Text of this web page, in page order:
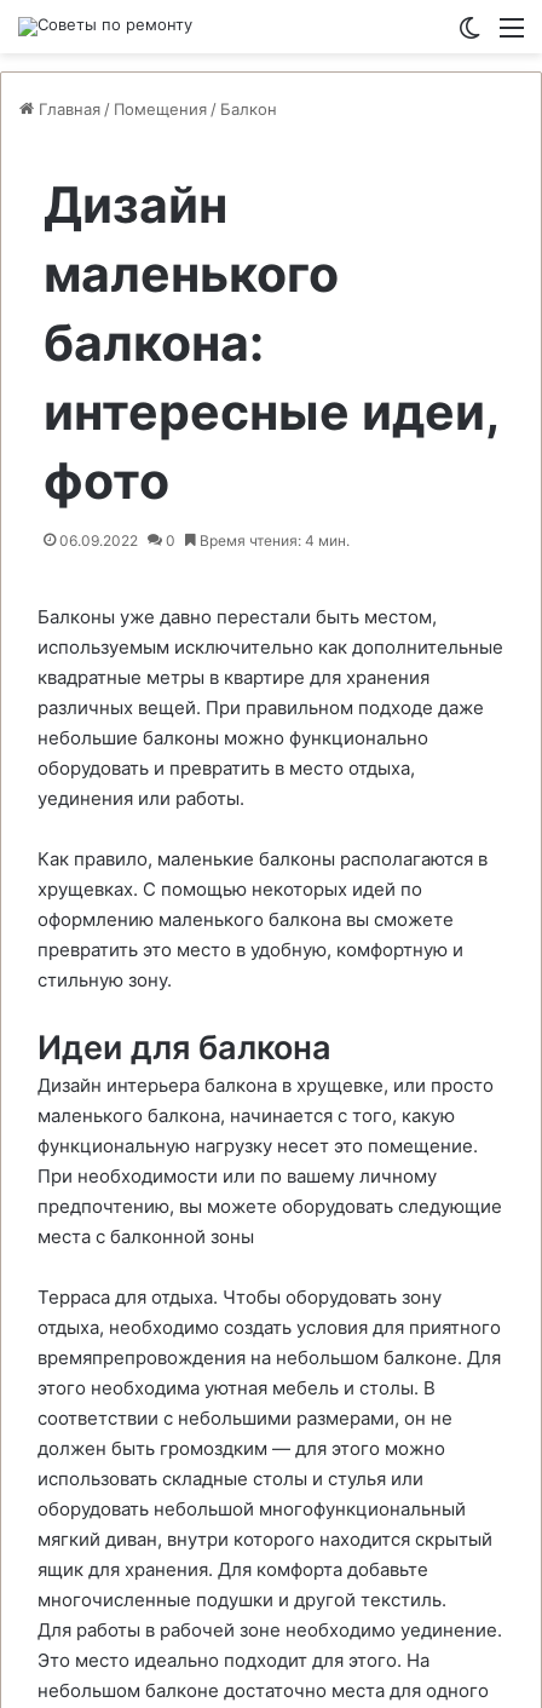
Главная / Помещения / Балкон
Дизайн
маленького
балкона:
интересные идеи,
фото
06.09.2022 0 Время чтения: 4 мин.
Балконы уже давно перестали быть местом,
используемым исключительно как дополнительные
квадратные метры в квартире для хранения
различных вещей. При правильном подходе даже
небольшие балконы можно функционально
оборудовать и превратить в место отдыха,
уединения или работы.
Как правило, маленькие балконы располагаются в
хрущевках. С помощью некоторых идей по
оформлению маленького балкона вы сможете
превратить это место в удобную, комфортную и
стильную зону.
Идеи для балкона
Дизайн интерьера балкона в хрущевке, или просто
маленького балкона, начинается с того, какую
функциональную нагрузку несет это помещение.
При необходимости или по вашему личному
предпочтению, вы можете оборудовать следующие
места с балконной зоны
Терраса для отдыха. Чтобы оборудовать зону
отдыха, необходимо создать условия для приятного
времяпрепровождения на небольшом балконе. Для
этого необходима уютная мебель и столы. В
соответствии с небольшими размерами, он не
должен быть громоздким — для этого можно
использовать складные столы и стулья или
оборудовать небольшой многофункциональный
мягкий диван, внутри которого находится скрытый
ящик для хранения. Для комфорта добавьте
многочисленные подушки и другой текстиль.
Для работы в рабочей зоне необходимо уединение.
Это место идеально подходит для этого. На
небольшом балконе достаточно места для одного